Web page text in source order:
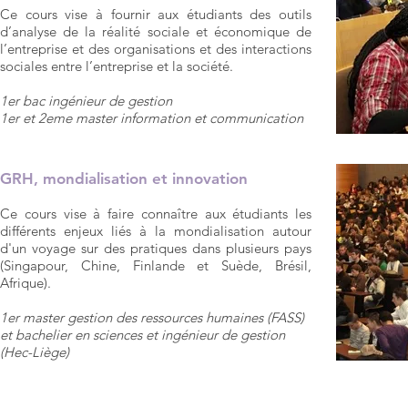
Ce cours vise à fournir aux étudiants des outils
d’analyse de la réalité sociale et économique de
l’entreprise et des organisations et des interactions
sociales entre l’entreprise et la société.
1er bac ingénieur de gestion
1er et 2eme master information et communication
GRH, mondialisation et innovation
Ce cours vise à faire connaître aux étudiants les
différents enjeux liés à la mondialisation autour
d'un voyage sur des pratiques dans plusieurs pays
(Singapour, Chine, Finlande et Suède, Brésil,
Afrique).
1er master gestion des ressources humaines (FASS)
et bachelier en sciences et ingénieur de gestion
(Hec-Liège)